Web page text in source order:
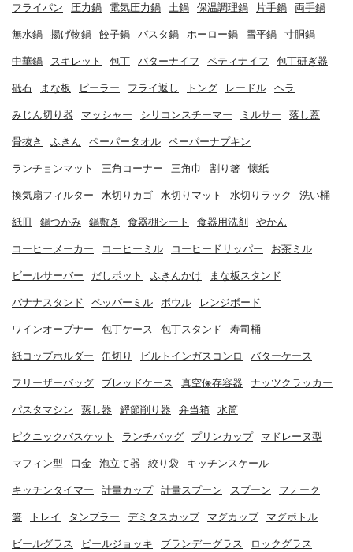
フライパン 圧力鍋 電気圧力鍋 土鍋 保温調理鍋 片手鍋 両手鍋
無水鍋 揚げ物鍋 餃子鍋 パスタ鍋 ホーロー鍋 雪平鍋 寸胴鍋
中華鍋 スキレット 包丁 バターナイフ ペティナイフ 包丁研ぎ器
砥石 まな板 ピーラー フライ返し トング レードル ヘラ
みじん切り器 マッシャー シリコンスチーマー ミルサー 落し蓋
骨抜き ふきん ペーパータオル ペーパーナプキン
ランチョンマット 三角コーナー 三角巾 割り箸 懐紙
換気扇フィルター 水切りカゴ 水切りマット 水切りラック 洗い桶
紙皿 鍋つかみ 鍋敷き 食器棚シート 食器用洗剤 やかん
コーヒーメーカー コーヒーミル コーヒードリッパー お茶ミル
ビールサーバー だしポット ふきんかけ まな板スタンド
バナナスタンド ペッパーミル ボウル レンジボード
ワインオープナー 包丁ケース 包丁スタンド 寿司桶
紙コップホルダー 缶切り ビルトインガスコンロ バターケース
フリーザーバッグ ブレッドケース 真空保存容器 ナッツクラッカー
パスタマシン 蒸し器 鰹節削り器 弁当箱 水筒
ピクニックバスケット ランチバッグ プリンカップ マドレーヌ型
マフィン型 口金 泡立て器 絞り袋 キッチンスケール
キッチンタイマー 計量カップ 計量スプーン スプーン フォーク
箸 トレイ タンブラー デミタスカップ マグカップ マグボトル
ビールグラス ビールジョッキ ブランデーグラス ロックグラス